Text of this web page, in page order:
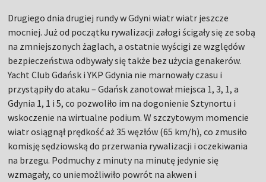
Drugiego dnia drugiej rundy w Gdyni wiatr wiatr jeszcze
mocniej. Już od początku rywalizacji załogi ścigały się ze sobą
na zmniejszonych żaglach, a ostatnie wyścigi ze względów
bezpieczeństwa odbywały się także bez użycia genakerów.
Yacht Club Gdańsk i YKP Gdynia nie marnowały czasu i
przystąpiły do ataku – Gdańsk zanotował miejsca 1, 3, 1, a
Gdynia 1, 1 i 5, co pozwoliło im na dogonienie Sztynortu i
wskoczenie na wirtualne podium. W szczytowym momencie
wiatr osiągnął prędkość aż 35 węzłów (65 km/h), co zmusiło
komisję sędziowską do przerwania rywalizacji i oczekiwania
na brzegu. Podmuchy z minuty na minutę jedynie się
wzmagały, co uniemożliwiło powrót na akwen i